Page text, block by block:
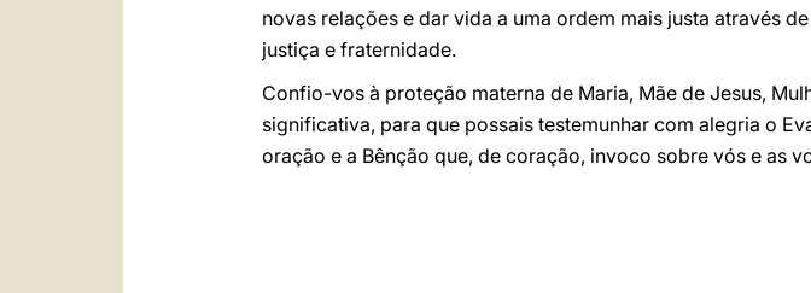
novas relações e dar vida a uma ordem mais justa através
justiça e fraternidade.
Confio-vos à proteção materna de Maria, Mãe de Jesus,
significativa, para que possais testemunhar com alegria o
oração e a Bênção que, de coração, invoco sobre vós e as